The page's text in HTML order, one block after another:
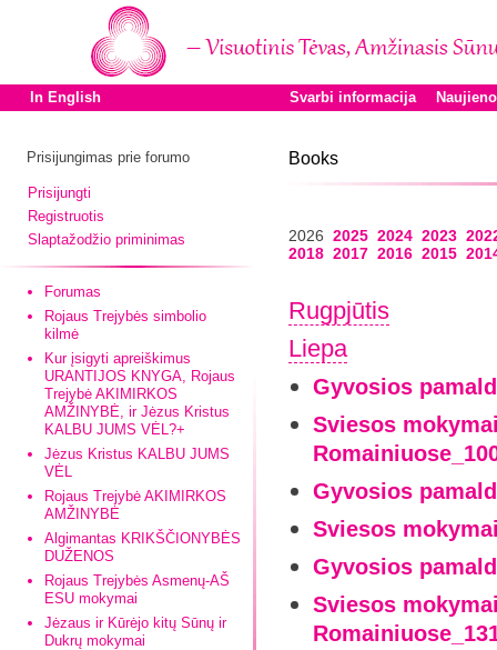
In English Svarbi informacija
Prisijungimas prie forumo
Prisijungti
Registruotis
Slaptažodžio priminimas
Forumas
Rojaus Trejybės simbolio
kilmė
Kur įsigyti apreiškimus
URANTIJOS KNYGA, Rojaus
Trejybė AKIMIRKOS
AMŽINYBĖ, ir Jėzus Kristus
KALBU JUMS VĖL?+
Jėzus Kristus KALBU JUMS
VĖL
Rojaus Trejybė AKIMIRKOS
AMŽINYBĖ
Algimantas KRIKŠČIONYBĖS
DUŽENOS
Rojaus Trejybės Asmenų-AŠ
ESU mokymai
Jėzaus ir Kūrėjo kitų Sūnų ir
Dukrų mokymai
Books
2026 2025 2024 2023
2018 2017 2016 2015
Rugpjūtis
Liepa
Gyvosios
Sviesos
Gyvosios
Sviesos
Gyvosios
Sviesos